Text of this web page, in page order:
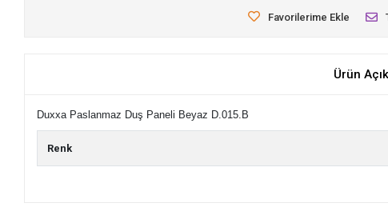
Favorilerime Ekle
Ürün
Duxxa Paslanmaz Duş Paneli Beyaz D.015.B
Renk